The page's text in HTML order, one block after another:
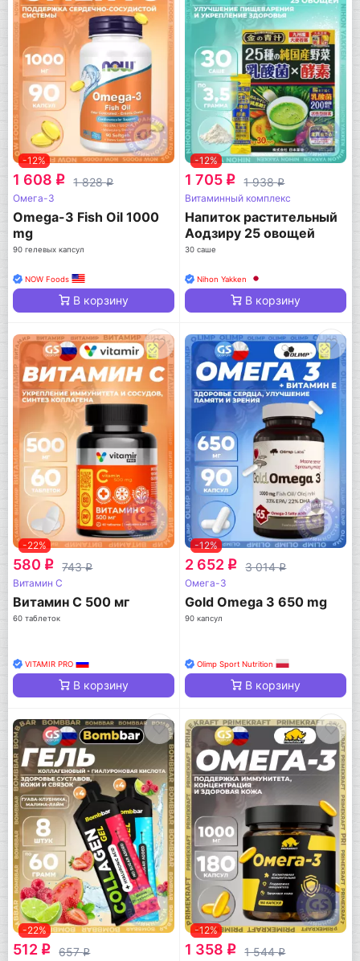
-12%
1 608 q 1 828q
Омега-3
Omega-3 Fish Oil 1000
mg
90 гелевых капсул
NOW Foods
В корзину
-12%
1 705 q 1 938q
Витаминный комплекс
Напиток растительный
Аодзиру 25 овощей
30 саше
Nihon Yakken
В корзину
-22%
580 q 743q
Витамин C
Витамин С 500 мг
60 таблеток
VITAMIR PRO
В корзину
-12%
2 652 q 3 014q
Омега-3
Gold Omega 3 650 mg
90 капсул
Olimp Sport Nutrition
В корзину
-22%
512 q 657q
-12%
1 358 q 1 544q